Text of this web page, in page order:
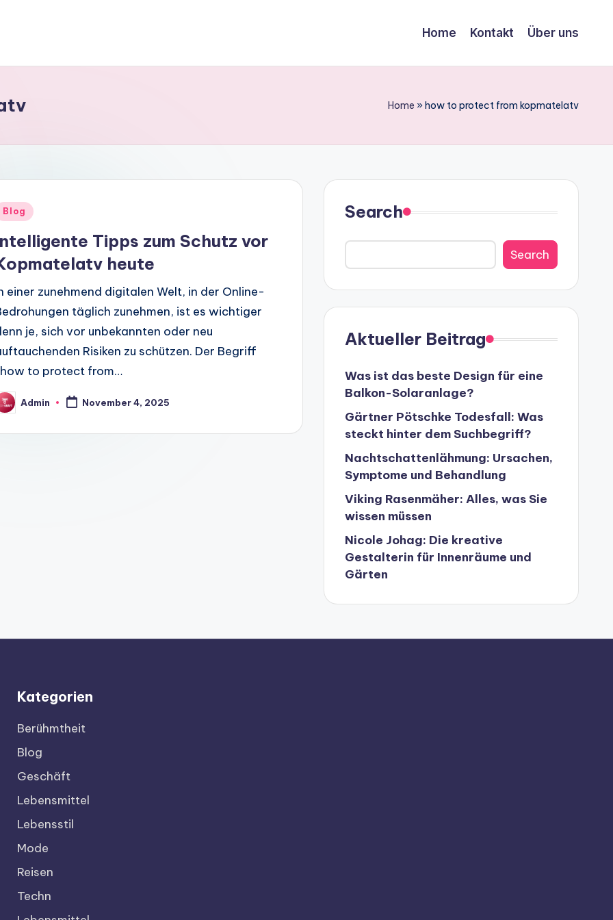
Home Kontakt Über uns
Home »how to protect from kopmatelatv
Blog
Tipps zum Schutz vor
heute
einer zunehmend digitalen Welt, in der Online-
täglich zunehmen, ist es wichtiger
je, sich vor unbekannten oder neu
Risiken zu schützen. Der Begriff
to protect from…
Admin November 4, 2025
Search
Search
Aktueller Beitrag
Was ist das beste Design für eine
Balkon-Solaranlage?
Gärtner Pötschke Todesfall: Was
steckt hinter dem Suchbegriff?
Nachtschattenlähmung: Ursachen,
Symptome und Behandlung
Viking Rasenmäher: Alles, was Sie
wissen müssen
Nicole Johag: Die kreative
Gestalterin für Innenräume und
Gärten
Kategorien
Berühmtheit
Blog
Geschäft
Lebensmittel
Lebensstil
Mode
Reisen
Techn